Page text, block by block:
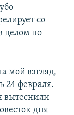
со
целом по
мой взгляд,
24 февраля.
вытеснили
дня